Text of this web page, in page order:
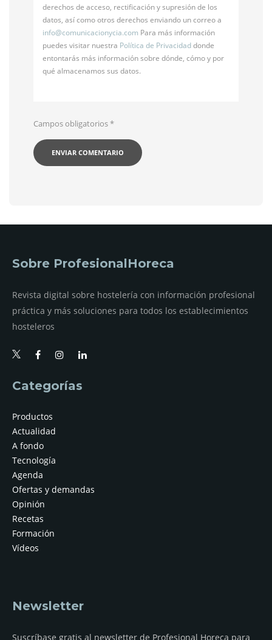
derechos de acceso, rectificación y supresión de los
datos, así como otros derechos enviando un correo a
info@comunicacionycia.com Para más información
puedes visitar nuestra Política de Privacidaddonde
entontarás más información sobre dónde, cómo y por
qué almacenamos sus datos.
Campos obligatorios*
Sobre ProfesionalHoreca
Revista digital sobre hostelería con información profesional
práctica y más soluciones para todos los establecimientos
hosteleros
Categorías
Productos
Actualidad
A fondo
Tecnología
Agenda
Ofertas y demandas
Opinión
Recetas
Formación
Vídeos
Newsletter
Suscríbase gratis al newsletter de Profesional Horeca para